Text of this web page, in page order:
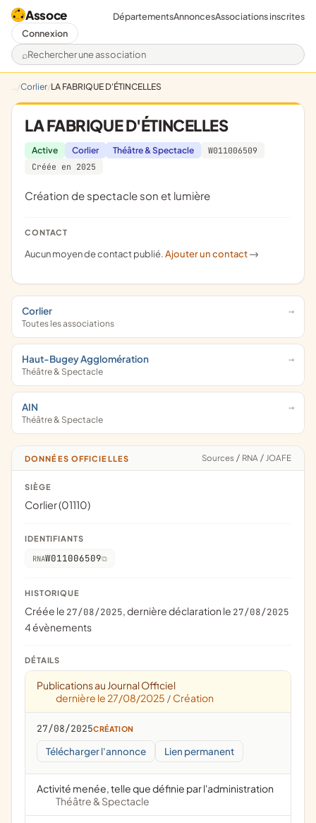
Assoce
Rechercher une association
DépartementsAnnoncesAssociations inscrites
Connexion
Corlier LA FABRIQUE D'ÉTINCELLES
LA FABRIQUE D'ÉTINCELLES
Active Corlier Théâtre & Spectacle
W011006509
Créée en 2025
création de spectacle son et lumière
CONTACT
Aucun moyen de contact publié.Ajouter un contact ->
Corlier
Toutes les associations
Haut-Bugey Agglomération
Théâtre & Spectacle
AIN
Théâtre & Spectacle
DONNÉES OFFICIELLES Sources / RNA / JOAFE
SIÈGE
Corlier (01110)
IDENTIFIANTS
RNAW011006509
HISTORIQUE
Créée le 27/08/2025, dernière déclaration le 27/08/2025
4 évènements
DÉTAILS
Publications au Journal Officiel
dernière le 27/08/2025 / Création
27/08/2025CRÉATION
Télécharger l'annonce Lien permanent
Activité menée, telle que définie par l'administration
Théâtre & Spectacle